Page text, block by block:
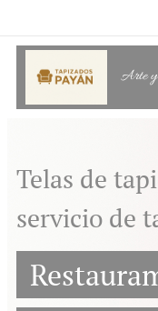
Arte
Telas de
servicio de